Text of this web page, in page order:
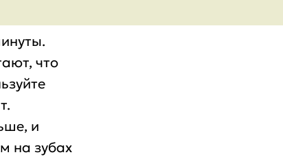
что
и
на зубах